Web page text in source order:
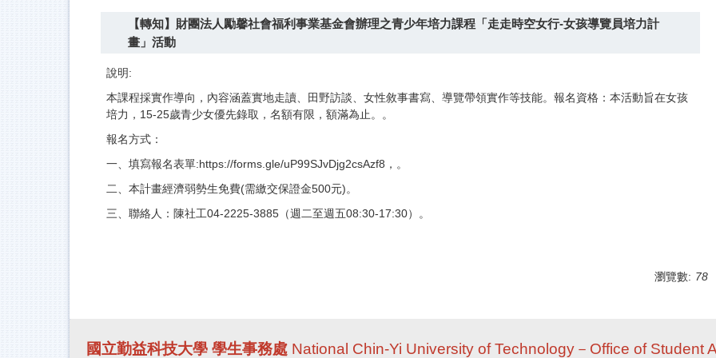
【轉知】財團法人勵馨社會福利事業基金會辦理之青少年培力課程「走走時空女行-女孩導覽員培力計
畫」活動
說明:
本課程採實作導向，內容涵蓋實地走讀、田野訪談、女性敘事書寫、導覽帶領實作等技能。報名資格：本活動旨在女孩
培力，15-25歲青少女優先錄取，名額有限，額滿為止。。
報名方式：
一、填寫報名表單:https://forms.gle/uP99SJvDjg2csAzf8，。
二、本計畫經濟弱勢生免費(需繳交保證金500元)。
三、聯絡人：陳社工04-2225-3885（週二至週五08:30-17:30）。
瀏覽數: 78
國立勤益科技大學 學生事務處 National Chin-Yi University of Technology－Office of Student